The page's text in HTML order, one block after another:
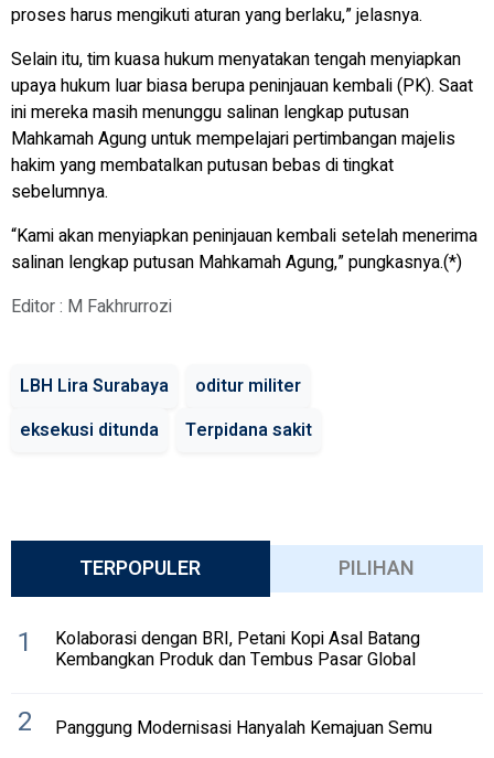
proses harus mengikuti aturan yang berlaku,” jelasnya.
Selain itu, tim kuasa hukum menyatakan tengah menyiapkan
upaya hukum luar biasa berupa peninjauan kembali (PK). Saat
ini mereka masih menunggu salinan lengkap putusan
Mahkamah Agung untuk mempelajari pertimbangan majelis
hakim yang membatalkan putusan bebas di tingkat
sebelumnya.
“Kami akan menyiapkan peninjauan kembali setelah menerima
salinan lengkap putusan Mahkamah Agung,” pungkasnya.(*)
Editor : M Fakhrurrozi
LBH Lira Surabaya
oditur militer
eksekusi ditunda
Terpidana sakit
TERPOPULER PILIHAN
1 Kolaborasi dengan BRI, Petani Kopi Asal Batang
Kembangkan Produk dan Tembus Pasar Global
2 Panggung Modernisasi Hanyalah Kemajuan Semu